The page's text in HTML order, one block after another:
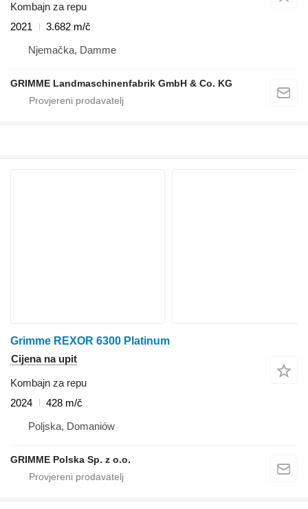
Kombajn za repu
2021
3.682 m/č
Njemačka, Damme
GRIMME Landmaschinenfabrik GmbH & Co. KG
Grimme REXOR 6300 Platinum
Cijena na upit
Kombajn za repu
2024
428 m/č
Poljska, Domaniów
GRIMME Polska Sp. z o.o.